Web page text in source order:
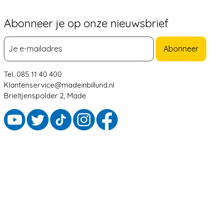
Abonneer je op onze nieuwsbrief
Abonneer
Tel. 085 11 40 400
Klantenservice@madeinbillund.nl
Brieltjenspolder 2, Made